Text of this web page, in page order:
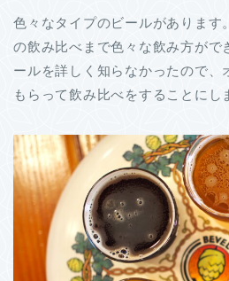
色々なタイプのビールがあります
の飲み比べまで色々な飲み方がで
ールを詳しく知らなかったので、
もらって飲み比べをすることにし